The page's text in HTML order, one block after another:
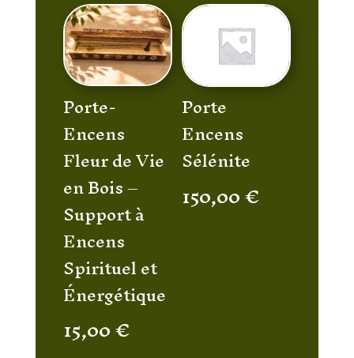
Porte-
Encens
Fleur de Vie
en Bois –
Support à
Encens
Spirituel et
Énergétique
15,00€
Porte
Encens
Sélénite
150,00€